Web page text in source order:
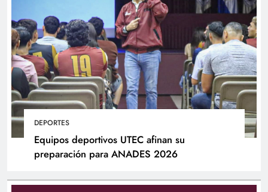
DEPORTES
Equipos deportivos UTEC afinan su
preparación para ANADES 2026